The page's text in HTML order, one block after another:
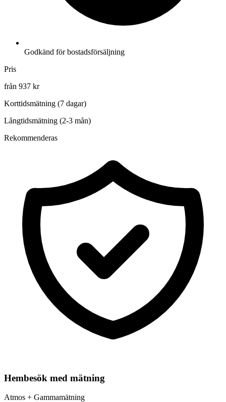
Godkänd för bostadsförsäljning
Pris
från 937 kr
Korttidsmätning (7 dagar)
Långtidsmätning (2-3 mån)
Rekommenderas
Hembesök med mätning
Atmos + Gammamätning